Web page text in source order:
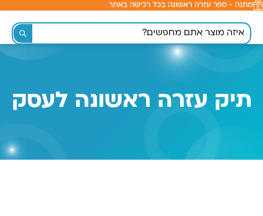
לתוכן
מתנה - ספר עזרה ראשונה בכל רכישה באתר
תיק עזרה ראשונה לעסק